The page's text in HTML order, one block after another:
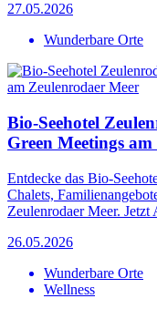
27.05.2026
Wunderbare Orte
Bio-Seehotel
Green Meetings
Entdecke das Bio-
Chalets,
Zeulenrodaer Meer. Jetzt
26.05.2026
Wunderbare Orte
Wellness